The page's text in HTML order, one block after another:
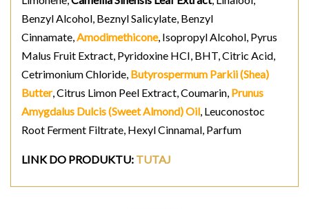
Benzyl Alcohol, Beznyl Salicylate, Benzyl
Cinnamate, Amodimethicone, Isopropyl Alcohol , Pyrus
Malus Fruit Extract, Pyridoxine HCI, BHT, Citric Acid,
Cetrimonium Chloride, Butyrospermum Parkii (Shea)
Butter, Citrus Limon Peel Extract, Coumarin, Prunus
Amygdalus Dulcis (Sweet Almond) Oil , Leuconostoc
Root Ferment Filtrate, Hexyl Cinnamal, Parfum
LINK DO PRODUKTU: TUTAJ